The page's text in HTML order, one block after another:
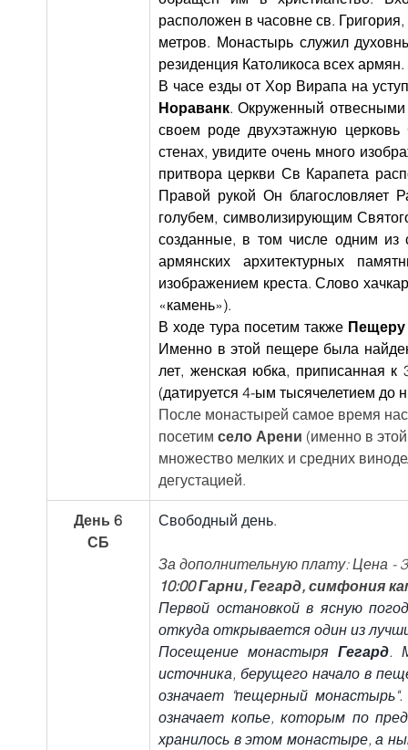
расположен в часовне св.
метров. Монастырь служил
резиденция Католикоса всех армян.
В часе езды от Хор Вирапа на
Нораванк. Окруженный отвесными
своем роде двухэтажную
стенах, увидите очень много
притвора церкви Св Карапета
Правой рукой Он благословляет
голубем, символизирующим
созданные, в том числе одним
армянских архитектурных
изображением креста. Слово
«камень»).
В ходе тура посетим также Пещеру
Именно в этой пещере была
лет, женская юбка, приписанная
(датируется 4-ым тысячелетием до
После монастырей самое время
посетим село Арени (именно в
множество мелких и средних
дегустацией.
День 6
СБ
Свободный день.
За дополнительную плату: Цена -
10:00 Гарни, Гегард, симфония
Первой остановкой в ясную
откуда открывается один из
Посещение монастыря Гегард.
источника, берущего начало в
означает "пещерный
означает копье, которым по
хранилось в этом монастыре, а